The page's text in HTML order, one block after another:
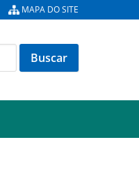
MAPA DO SITE